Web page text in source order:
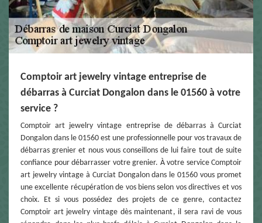
Comptoir art jewelry vintage entreprise de
débarras à Curciat Dongalon dans le 01560 à votre
service ?
Comptoir art jewelry vintage entreprise de débarras à Curciat
Dongalon dans le 01560 est une professionnelle pour vos travaux de
débarras grenier et nous vous conseillons de lui faire tout de suite
confiance pour débarrasser votre grenier. À votre service Comptoir
art jewelry vintage à Curciat Dongalon dans le 01560 vous promet
une excellente récupération de vos biens selon vos directives et vos
choix. Et si vous possédez des projets de ce genre, contactez
Comptoir art jewelry vintage dès maintenant, il sera ravi de vous